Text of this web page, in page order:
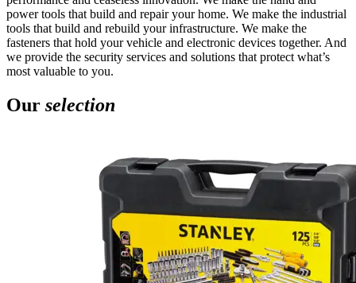
power tools that build and repair your home. We make the industrial
tools that build and rebuild your infrastructure. We make the
fasteners that hold your vehicle and electronic devices together. And
we provide the security services and solutions that protect what’s
most valuable to you.
Our selection